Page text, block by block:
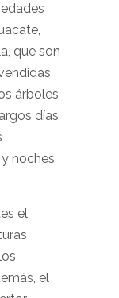
que son
árboles
días
noches
el
el